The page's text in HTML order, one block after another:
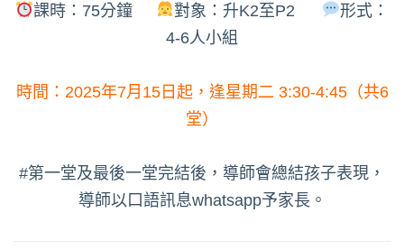
課時：75分鐘 對象：升K2至P2
形式：
4-6人小組
時間：2025年7月15日起，逢星期二 3:30-4:45（共6
堂）
#第一堂及最後一堂完結後，導師會總結孩子表現，
導師以口語訊息whatsapp予家長。